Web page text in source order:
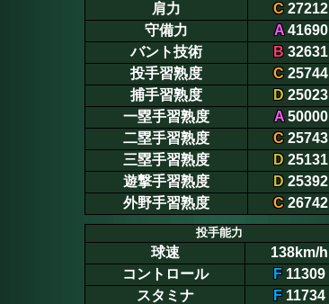
肩力
C 27212
守備力
A41690
バント技術
B 32631
投手習熟度
C 25744
捕手習熟度
D 25023
一塁手習熟度
A50000
二塁手習熟度
C 25743
三塁手習熟度
D 25131
遊撃手習熟度
D 25392
外野手習熟度
C 26742
投手能力
球速
138km/h
コントロール
F 11309
スタミナ
F 11734